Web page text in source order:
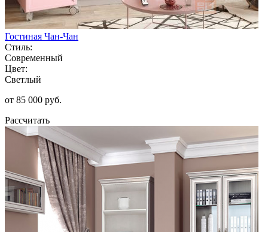
Гостиная Чан-Чан
Стиль:
Современный
Цвет:
Светлый
от 85 000 руб.
Рассчитать